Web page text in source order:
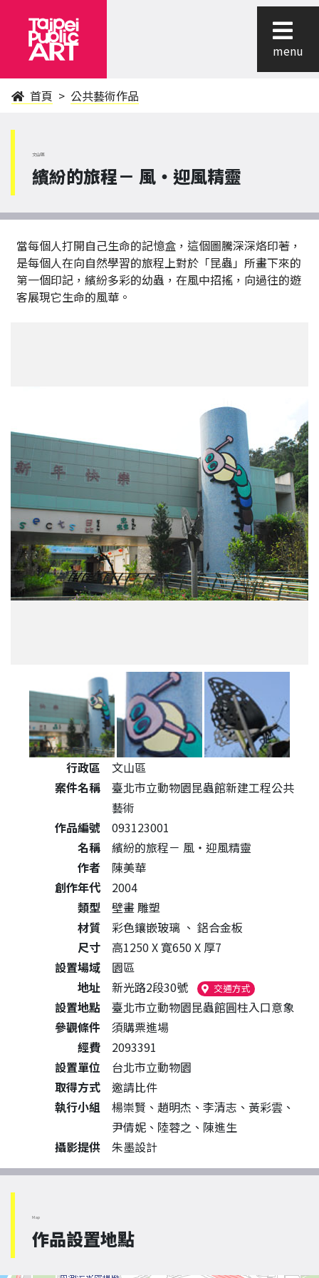
menu
首頁 公共藝術作品
文山區
繽紛的旅程－ 風‧迎風精靈
當每個人打開自己生命的記憶盒，這個圖騰深深烙印著，
是每個人在向自然學習的旅程上對於「昆蟲」所畫下來的
第一個印記，繽紛多彩的幼蟲，在風中招搖，向過往的遊
客展現它生命的風華。
公共藝術作品詳細資料
行政區
文山區
案件名稱
臺北市立動物園昆蟲館新建工程公共
藝術
作品編號
093123001
名稱
繽紛的旅程－ 風‧迎風精靈
作者
陳美華
創作年代
2004
類型
壁畫 雕塑
材質
彩色鑲嵌玻璃 、 鋁合金板
尺寸
高1250 X 寛650 X 厚7
設置場域
園區
地址
新光路2段30號 交通方式（另開新視窗）
設置地點
臺北市立動物園昆蟲館圓柱入口意象
參觀條件
須購票進場
經費
2093391
設置單位
台北市立動物園
取得方式
邀請比件
執行小組
楊崇賢、趙明杰、李清志、黃彩雲、
尹倩妮、陸蓉之、陳進生
攝影提供
朱墨設計
Map
作品設置地點